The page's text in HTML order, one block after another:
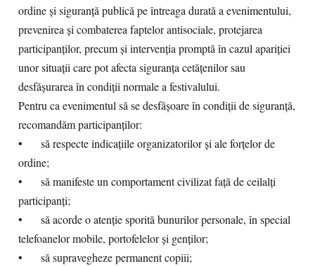
ordine și siguranță publică pe întreaga durată a evenimentului,
prevenirea și combaterea faptelor antisociale, protejarea
participanților, precum și intervenția promptă în cazul apariției
unor situații care pot afecta siguranța cetățenilor sau
desfășurarea în condiții normale a festivalului.
Pentru ca evenimentul să se desfășoare în condiții de siguranță,
recomandăm participanților:
•
să respecte indicațiile organizatorilor și ale forțelor de
ordine;
•
să manifeste un comportament civilizat față de ceilalți
participanți;
•
să acorde o atenție sporită bunurilor personale, în special
telefoanelor mobile, portofelelor și genților;
•
să supravegheze permanent copiii;